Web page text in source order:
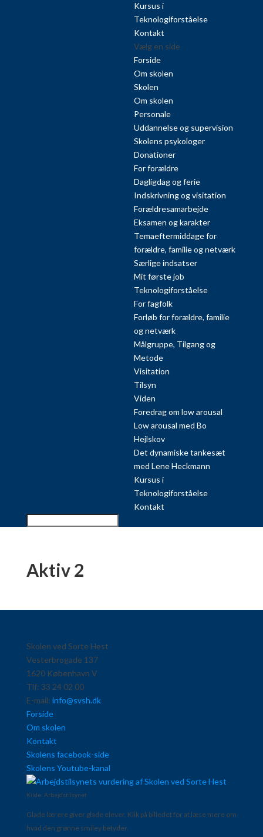
Kursus i
Teknologiforståelse
Kontakt
Vælg en side
Forside
Om skolen
Skolen
Om skolen
Personale
Uddannelse og supervision
Skolens psykologer
Donationer
For forældre
Dagligdag og ferie
Indskrivning og visitation
Forældresamarbejde
Eksamen og karakter
Temaeftermiddage for
forældre, familie og netværk
Særlige indsatser
Mit første job
Teknologiforståelse
For fagfolk
Forløb for forældre, familie
og netværk
Målgruppe, Tilgang og
Metode
Visitation
Tilsyn
Viden
Foredrag om low arousal
Low arousal med Bo
Hejlskov
Det dynamiske tankesæt
med Lene Heckmann
Kursus i
Teknologiforståelse
Kontakt
Aktiv 2
Skolen ved Sorte Hest
Vesterbrogade 137
1620 København V
Tlf: 33 24 02 00
E-mail: info@svsh.dk
Forside
Om skolen
Kontakt
Skolens facebook-side
Skolens Youtube-kanal
Kilde: Arbejdstilsynet
Glade lærere giver glade elever. Klik på billedet for at læse mere om
hvad den grønne smiley betyder.